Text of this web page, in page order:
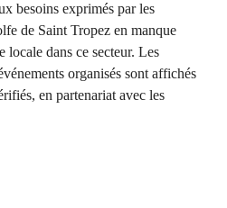
besoins exprimés par les
de Saint Tropez en manque
locale dans ce secteur. Les
organisés sont affichés
en partenariat avec les